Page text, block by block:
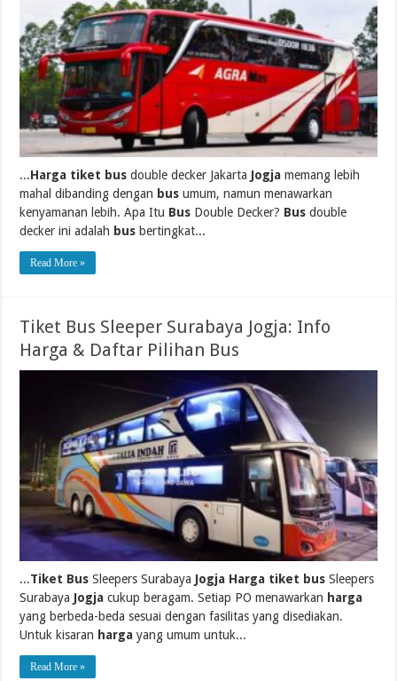
...Harga tiket bus double decker Jakarta Jogja memang lebih
mahal dibanding dengan bus umum, namun menawarkan
kenyamanan lebih. Apa Itu Bus Double Decker? Bus double
decker ini adalah bus bertingkat...
Read More »
Tiket Bus Sleeper Surabaya Jogja: Info
Harga & Daftar Pilihan Bus
...Tiket Bus Sleepers Surabaya Jogja Harga tiket bus Sleepers
Surabaya Jogja cukup beragam. Setiap PO menawarkan harga
yang berbeda-beda sesuai dengan fasilitas yang disediakan.
Untuk kisaran harga yang umum untuk...
Read More »